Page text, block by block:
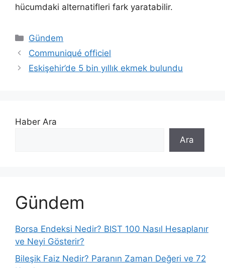
hücumdaki alternatifleri fark yaratabilir.
Kategoriler
Gündem
Communiqué officiel
Eskişehir’de 5 bin yıllık ekmek bulundu
Haber Ara
Ara
Gündem
Borsa Endeksi Nedir? BIST 100 Nasıl Hesaplanır
ve Neyi Gösterir?
Bileşik Faiz Nedir? Paranın Zaman Değeri ve 72